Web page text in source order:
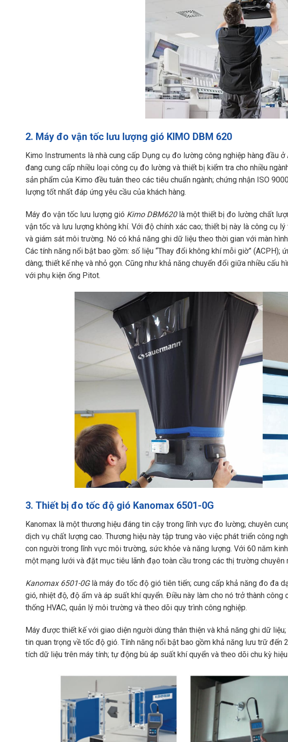
2. Máy đo vận tốc lưu lượng gió KIMO DBM 620
Kimo Instruments là nhà cung cấp Dụng cụ đo lường công nghiệp hàng đầu
đang cung cấp nhiều loại công cụ đo lường và thiết bị kiểm tra cho nhiều
sản phẩm của Kimo đều tuân theo các tiêu chuẩn ngành; chứng nhận ISO
lượng tốt nhất đáp ứng yêu cầu của khách hàng.
Máy đo vận tốc lưu lượng gió Kimo DBM620 là một thiết bị đo lường chất
vận tốc và lưu lượng không khí. Với độ chính xác cao; thiết bị này là công cụ
và giám sát môi trường. Nó có khả năng ghi dữ liệu theo thời gian với màn
Các tính năng nổi bật bao gồm: số liệu “Thay đổi không khí mỗi giờ”
dàng; thiết kế nhẹ và nhỏ gọn. Cũng như khả năng chuyển đổi giữa nhiều cấu
với phụ kiện ống Pitot.
3. Thiết bị đo tốc độ gió Kanomax 6501-0G
Kanomax là một thương hiệu đáng tin cậy trong lĩnh vực đo lường; chuyên
dịch vụ chất lượng cao. Thương hiệu này tập trung vào việc phát triển công
con người trong lĩnh vực môi trường, sức khỏe và năng lượng. Với 60 năm
một mạng lưới và đặt mục tiêu lãnh đạo toàn cầu trong các thị trường chuyên
Kanomax 6501-0Glà máy đo tốc độ gió tiên tiến; cung cấp khả năng đo đa
gió, nhiệt độ, độ ẩm và áp suất khí quyển. Điều này làm cho nó trở thành
thống HVAC, quản lý môi trường và theo dõi quy trình công nghiệp.
Máy được thiết kế với giao diện người dùng thân thiện và khả năng ghi dữ
tin quan trọng về tốc độ gió. Tính năng nổi bật bao gồm khả năng lưu trữ đến
tích dữ liệu trên máy tính; tự động bù áp suất khí quyển và theo dõi chu kỳ